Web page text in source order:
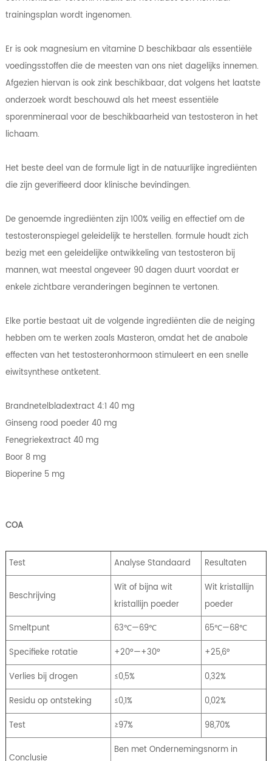
trainingsplan wordt ingenomen.
Er is ook magnesium en vitamine D beschikbaar als essentiële
voedingsstoffen die de meesten van ons niet dagelijks innemen.
Afgezien hiervan is ook zink beschikbaar, dat volgens het laatste
onderzoek wordt beschouwd als het meest essentiële
sporenmineraal voor de beschikbaarheid van testosteron in het
lichaam.
Het beste deel van de formule ligt in de natuurlijke ingrediënten
die zijn geverifieerd door klinische bevindingen.
De genoemde ingrediënten zijn 100% veilig en effectief om de
testosteronspiegel geleidelijk te herstellen. formule houdt zich
bezig met een geleidelijke ontwikkeling van testosteron bij
mannen, wat meestal ongeveer 90 dagen duurt voordat er
enkele zichtbare veranderingen beginnen te vertonen.
Elke portie bestaat uit de volgende ingrediënten die de neiging
hebben om te werken zoals Masteron, omdat het de anabole
effecten van het testosteronhormoon stimuleert en een snelle
eiwitsynthese ontketent.
Brandnetelbladextract 4:1 40 mg
Ginseng rood poeder 40 mg
Fenegriekextract 40 mg
Boor 8 mg
Bioperine 5 mg
COA
Test Analyse Standaard Resultaten
Beschrijving
Wit of bijna wit
kristallijn poeder
Wit kristallijn
poeder
Smeltpunt
63℃—69℃
65℃—68℃
Specifieke rotatie
+20º—+30º
+25,6°
Verlies bij drogen
≤0,5%
0,32%
Residu op ontsteking
≤0,1%
0,02%
Test
≥97% 98,70%
Conclusie
Ben met Ondernemingsnorm in